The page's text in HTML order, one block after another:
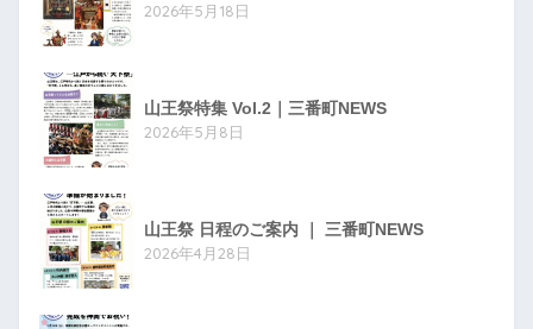
2026年5月18日
山王祭特集 Vol.2｜三番町NEWS
2026年5月8日
山王祭 日程のご案内 ｜ 三番町NEWS
2026年4月28日